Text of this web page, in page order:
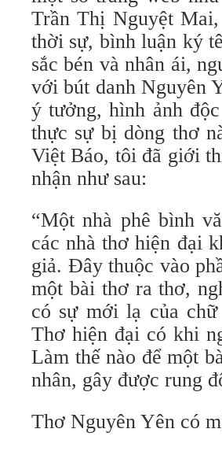
Trần Thị Nguyệt
thời sự, bình luận ký
sắc bén và nhân ái,
với bút danh Nguyên
ý tưởng, hình ảnh
thực sự bị dòng thơ
Việt Báo, tôi đã giới
nhận như sau:
“Một nhà phê bình
các nhà thơ hiện đại
giả. Đây thuộc vào
một bài thơ ra thơ,
có sự mới lạ của
Thơ hiện đại có khi
Làm thế nào để một
nhân, gây được rung
Thơ Nguyên Yên có